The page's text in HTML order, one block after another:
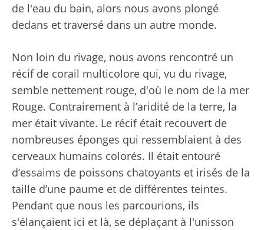
de l'eau du bain, alors nous avons plongé
dedans et traversé dans un autre monde.
Non loin du rivage, nous avons rencontré un
récif de corail multicolore qui, vu du rivage,
semble nettement rouge, d'où le nom de la mer
Rouge. Contrairement à l’aridité de la terre, la
mer était vivante. Le récif était recouvert de
nombreuses éponges qui ressemblaient à des
cerveaux humains colorés. Il était entouré
d’essaims de poissons chatoyants et irisés de la
taille d’une paume et de différentes teintes.
Pendant que nous les parcourions, ils
s'élançaient ici et là, se déplaçant à l'unisson